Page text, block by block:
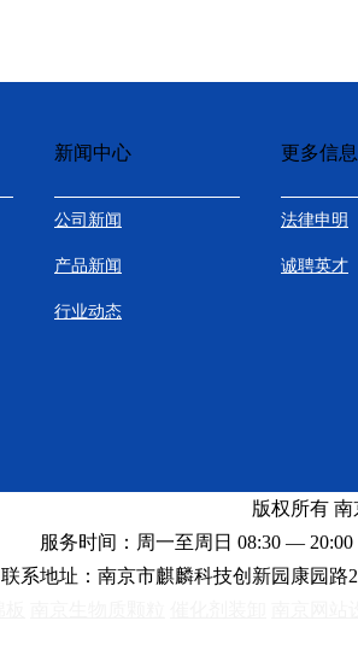
新闻中心 更多信息
公司新闻
产品新闻
行业动态
法律申明
诚聘英才
版权所有
服务时间：周一至周日 08:30 —
联系地址：南京市麒麟科技创新园康园